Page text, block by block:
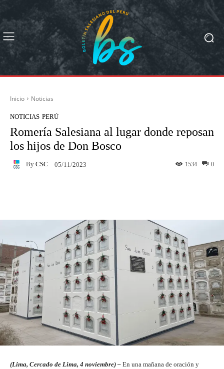
Inicio Noticias
NOTICIAS PERÚ
Romería Salesiana al lugar donde reposan
los hijos de Don Bosco
By CSC 05/11/2023 0
1534
(Lima, Cercado de Lima, 4 noviembre) – En una mañana de oración y